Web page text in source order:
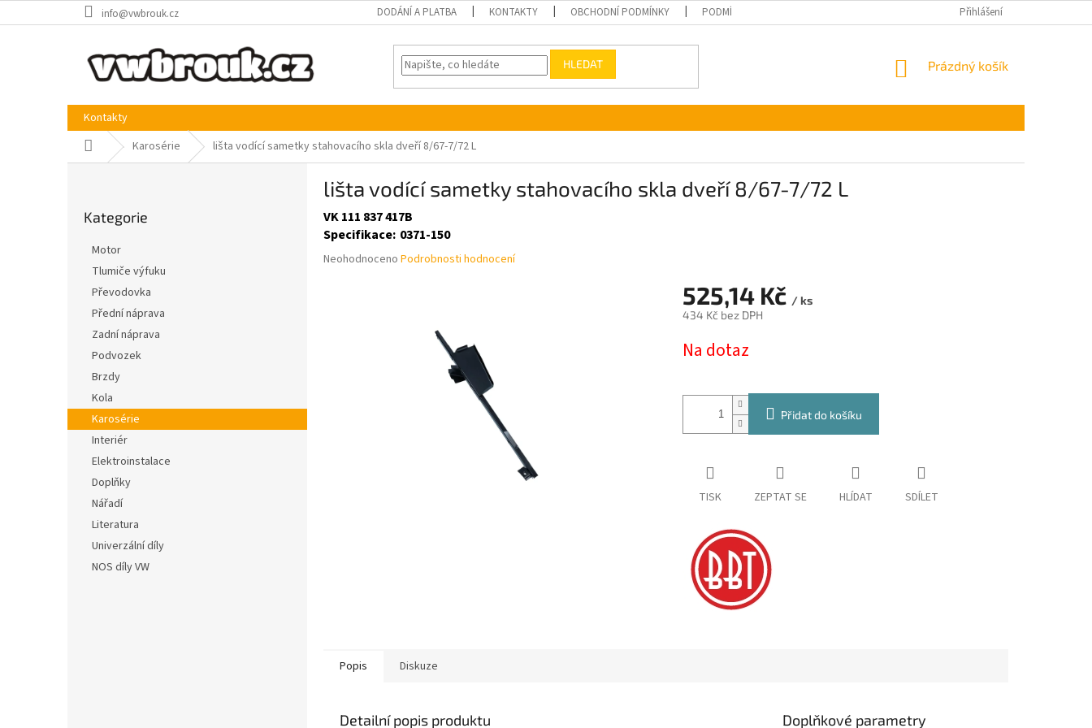
na
info@vwbrouk.cz DODÁNÍ A PLATBA KONTAKTY OBCHODNÍ PODMÍNKY PODMÍNKY OCHRANY OSOBNÍCH ÚDAJŮ Přihlášení
HLEDAT
NÁKUPNÍ
Prázdný košík
Kontakty
Domů Karosérie lišta vodící sametky stahovacího skla dveří 8/67-7/72 L
l
kategorie
Kategorie
Motor
Tlumiče výfuku
Převodovka
Přední náprava
Zadní náprava
Podvozek
Brzdy
Kola
Karosérie
Interiér
Elektroinstalace
Doplňky
Nářadí
Literatura
Univerzální díly
NOS díly VW
lišta vodící sametky stahovacího skla dveří 8/67-7/72 L
VK 111 837 417B
Specifikace: 0371-150
Průměrné
Neohodnoceno Podrobnosti hodnocení
525,14 Kč / ks
434 Kč bez DPH
cena:
Na dotaz
Přidat do košíku
TISK ZEPTAT SE HLÍDAT SDÍLET
Popis Diskuze
Detailní popis produktu
Doplňkové parametry